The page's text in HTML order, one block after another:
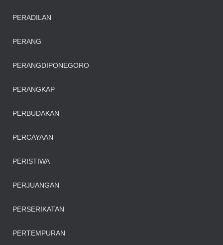
PERADILAN
PERANG
PERANGDIPONEGORO
PERANGKAP
PERBUDAKAN
PERCAYAAN
PERISTIWA
PERJUANGAN
PERSERIKATAN
PERTEMPURAN